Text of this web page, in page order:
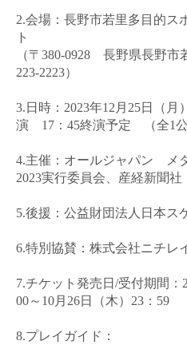
2.会場：長野市若里多目的ス
ト
（〒 380-0928 長野県長野市
223-2223）
3. 日時： 2023年12 月 25日（月）
演 17 ： 45終演予定 （全1
4.主催：オールジャパン メ
2023実行委員会、産経新聞社
5.後援：公益財団法人日本ス
6.特別協賛：株式会社ニチレ
7.チケット発売日 /受付期間：
00～ 10月 26日（木） 23 ： 59
8.プレイガイド：